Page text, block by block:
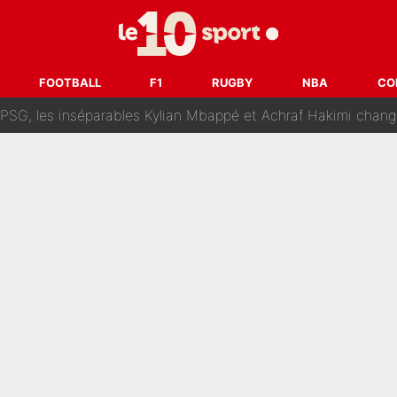
FOOTBALL F1 RUGBY NBA
Kanté : Comme Yan Diomandé, les deux champions du
La Chaîne L’Équipe : Même Olivier Ménard n’avait pas pu empêcher son départ,
les inséparables Kylian Mbappé et Achraf Hakimi